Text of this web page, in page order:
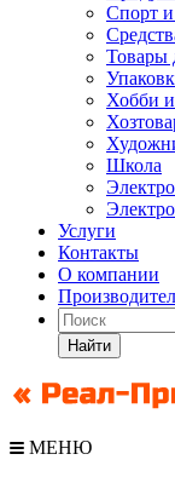
Спорт
Товары
Хобби и
Школа
Услуги
Контакты
О компании
Найти
МЕНЮ